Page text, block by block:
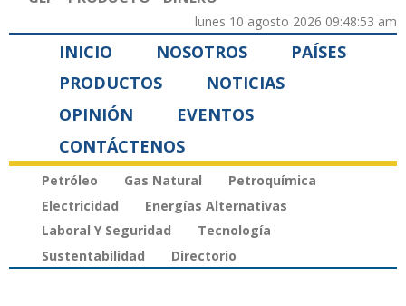
lunes 10 agosto 2026 09:48:53 am
INICIO NOSOTROS
PAÍSES
PRODUCTOS
NOTICIAS
OPINIÓN
EVENTOS
CONTÁCTENOS
Petróleo Gas Natural
Petroquímica
Electricidad
Energías Alternativas
Laboral Y Seguridad
Tecnología
Sustentabilidad
Directorio